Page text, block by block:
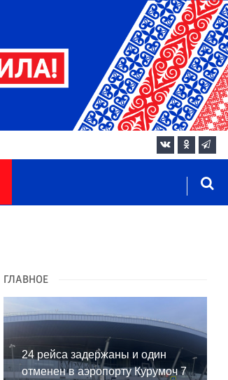
ГЛАВНОЕ
24 рейса задержаны и один
отменен в аэропорту Курумоч 7